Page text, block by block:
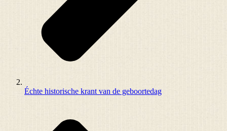
Échte historische krant van de geboortedag